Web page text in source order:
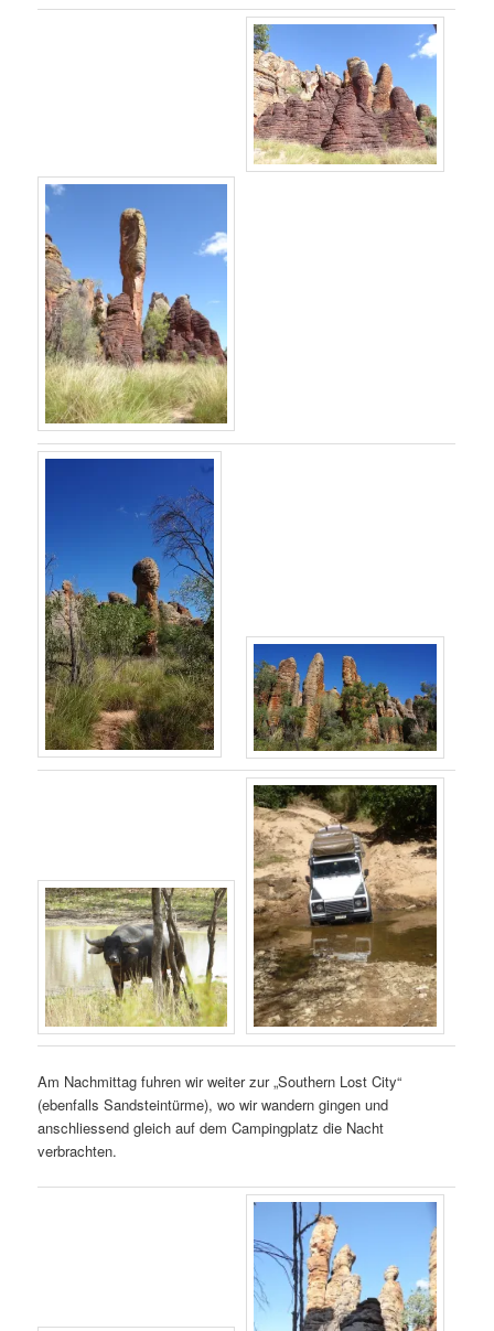
Am Nachmittag fuhren wir weiter zur „Southern Lost City“
(ebenfalls Sandsteintürme), wo wir wandern gingen und
anschliessend gleich auf dem Campingplatz die Nacht
verbrachten.